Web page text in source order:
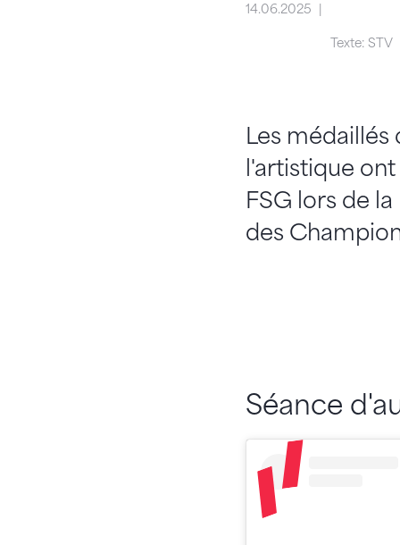
14.06.2025
Texte: STV
Les médaillés
l'artistique
FSG lors de
des
Séance